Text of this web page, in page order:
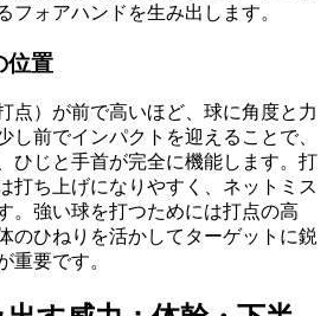
フォアハンドを生み出します。
位置
点）が前で高いほど、球に角度と力
し前でインパクトを迎えることで、
ひじと手首が完全に機能します。打
打ち上げになりやすく、ネットミス
。強い球を打つためには打点の高
のひねりを活かしてターゲットに鋭
重要です。